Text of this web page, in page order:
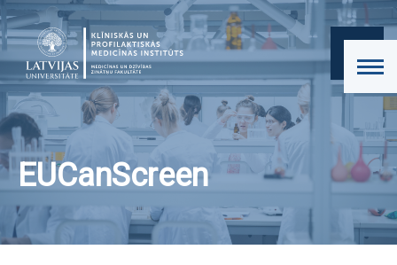
EUCanScreen